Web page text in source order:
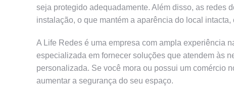
seja protegido adequadamente. Além disso, as redes
instalação, o que mantém a aparência do local
A Life Redes é uma empresa com ampla experiência
especializada em fornecer soluções que atendem às
personalizada. Se você mora ou possui um comércio
aumentar a segurança do seu espaço.